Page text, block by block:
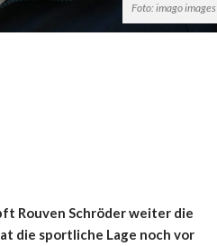
Foto: imago images
Rouven Schröder weiter die
die sportliche Lage noch vor